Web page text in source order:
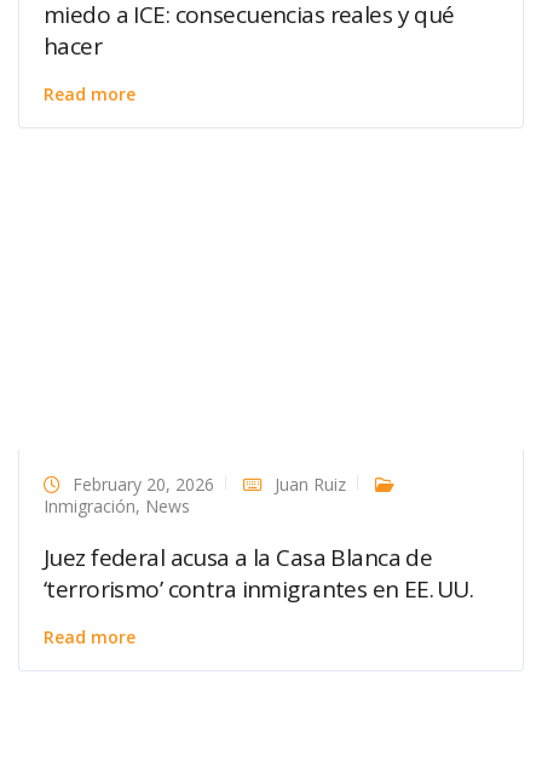
miedo a ICE: consecuencias reales y qué
hacer
Read more
February 20, 2026
Juan Ruiz
Inmigración, News
Juez federal acusa a la Casa Blanca de
‘terrorismo’ contra inmigrantes en EE. UU.
Read more